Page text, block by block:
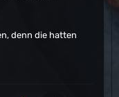
denn die hatten